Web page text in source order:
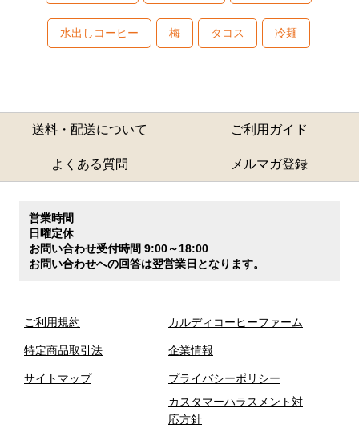
水出しコーヒー 梅 タコス 冷麺
送料・配送について ご利用ガイド
よくある質問 メルマガ登録
営業時間
日曜定休
お問い合わせ受付時間 9:00～18:00
お問い合わせへの回答は翌営業日となります。
ご利用規約
特定商品取引法
サイトマップ
カルディコーヒーファーム
企業情報
プライバシーポリシー
カスタマーハラスメント対
応方針